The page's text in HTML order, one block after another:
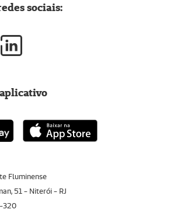
Fluminense
51 - Niterói - RJ
320
sociais: